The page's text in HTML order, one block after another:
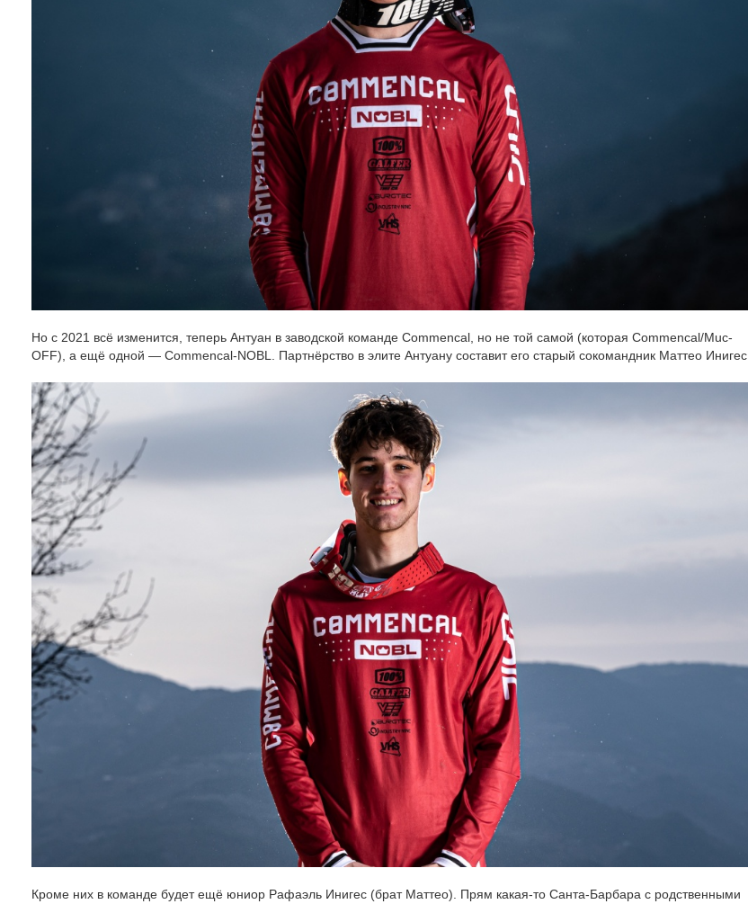
Но с 2021 всё изменится, теперь Антуан в заводской команде Commencal, но не той самой (которая Commencal/Muc-
OFF), а ещё одной — Commencal-NOBL. Партнёрство в элите Антуану составит его старый сокомандник Маттео Инигес.
Кроме них в команде будет ещё юниор Рафаэль Инигес (брат Маттео). Прям какая-то Санта-Барбара с родственными